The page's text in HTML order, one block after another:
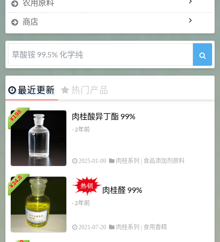
农用原料
商店
草酸铵 99.5% 化学纯
最近更新 热门产品
¥
198 肉桂酸异丁酯 99%
- 2年前
2025-01-09 肉桂系列 食品添加剂原料
¥
34.8
肉桂醛 99%
- 2年前
2021-07-20 肉桂系列 食用香精